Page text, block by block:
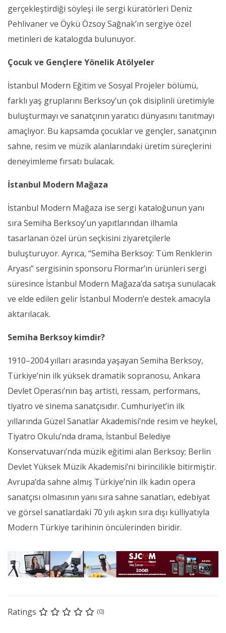
gerçekleştirdiği söyleşi ile sergi küratörleri Deniz
Pehlivaner ve Öykü Özsoy Sağnak’ın sergiye özel
metinleri de katalogda bulunuyor.
Çocuk ve Gençlere Yönelik Atölyeler
İstanbul Modern Eğitim ve Sosyal Projeler bölümü,
farklı yaş gruplarını Berksoy’un çok disiplinli üretimiyle
buluşturmayı ve sanatçının yaratıcı dünyasını tanıtmayı
amaçlıyor. Bu kapsamda çocuklar ve gençler, sanatçının
sahne, resim ve müzik alanlarındaki üretim süreçlerini
deneyimleme fırsatı bulacak.
İstanbul Modern Mağaza
İstanbul Modern Mağaza ise sergi kataloğunun yanı
sıra Semiha Berksoy’un yapıtlarından ilhamla
tasarlanan özel ürün seçkisini ziyaretçilerle
buluşturuyor. Ayrıca, “Semiha Berksoy: Tüm Renklerin
Aryası” sergisinin sponsoru Flormar’ın ürünleri sergi
süresince İstanbul Modern Mağaza’da satışa sunulacak
ve elde edilen gelir İstanbul Modern’e destek amacıyla
aktarılacak.
Semiha Berksoy kimdir?
1910–2004 yılları arasında yaşayan Semiha Berksoy,
Türkiye’nin ilk yüksek dramatik sopranosu, Ankara
Devlet Operası’nın baş artisti, ressam, performans,
tiyatro ve sinema sanatçısıdır. Cumhuriyet’in ilk
yıllarında Güzel Sanatlar Akademisi’nde resim ve heykel,
Tiyatro Okulu’nda drama, İstanbul Belediye
Konservatuvarı’nda müzik eğitimi alan Berksoy; Berlin
Devlet Yüksek Müzik Akademisi’ni birincilikle bitirmiştir.
Avrupa’da sahne almış Türkiye’nin ilk kadın opera
sanatçısı olmasının yanı sıra sahne sanatları, edebiyat
ve görsel sanatlardaki 70 yılı aşkın sıra dışı külliyatıyla
Modern Türkiye tarihinin öncülerinden biridir.
Ratings (0)